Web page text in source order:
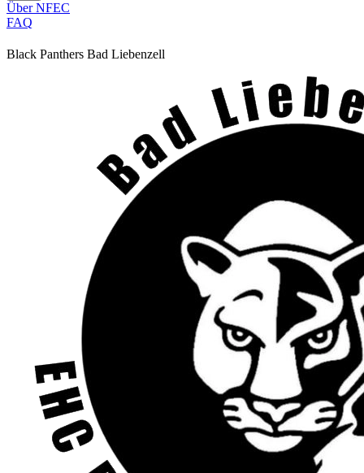
Über NFEC
FAQ
Black Panthers Bad Liebenzell